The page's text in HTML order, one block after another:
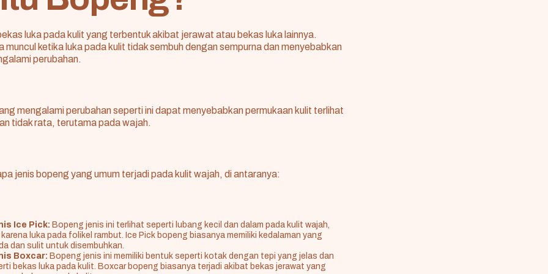
luka pada kulit yang terbentuk akibat jerawat atau bekas luka lainnya.
muncul ketika luka pada kulit tidak sembuh dengan sempurna dan menyebabkan
perubahan.
mengalami perubahan seperti ini dapat menyebabkan permukaan kulit terlihat
tidak rata, terutama pada wajah.
jenis bopeng yang umum terjadi pada kulit wajah, di antaranya:
Ice Pick: Bopeng jenis ini terlihat seperti lubang kecil dan dalam pada kulit wajah,
luka pada folikel rambut. Ice Pick bopeng biasanya memiliki kedalaman yang
dan sulit untuk disembuhkan.
Boxcar: Bopeng jenis ini memiliki bentuk seperti kotak dengan tepi yang jelas dan
bekas luka pada kulit. Boxcar bopeng biasanya terjadi akibat bekas jerawat yang